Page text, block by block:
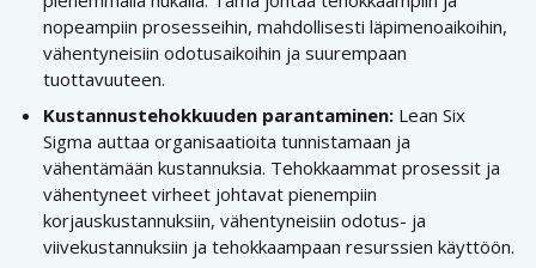
nopeampiin prosesseihin, mahdollisesti läpimenoaikoihin,
vähentyneisiin odotusaikoihin ja suurempaan
tuottavuuteen.
Kustannustehokkuuden parantaminen: Lean Six
Sigma auttaa organisaatioita tunnistamaan ja
vähentämään kustannuksia. Tehokkaammat prosessit ja
vähentyneet virheet johtavat pienempiin
korjauskustannuksiin, vähentyneisiin odotus- ja
viivekustannuksiin ja tehokkaampaan resurssien käyttöön.